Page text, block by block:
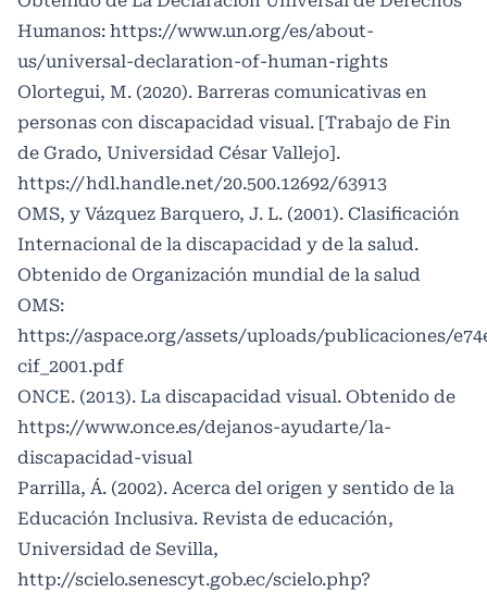
Humanos: https://www.un.org/es/about-
us/universal-declaration-of-human-rights
Olortegui, M. (2020). Barreras comunicativas en
personas con discapacidad visual. [Trabajo de Fin
de Grado, Universidad César Vallejo].
https://hdl.handle.net/20.500.12692/63913
OMS, y Vázquez Barquero, J. L. (2001). Clasificación
Internacional de la discapacidad y de la salud.
Obtenido de Organización mundial de la salud
OMS:
https://aspace.org/assets/uploads/publicaciones/
cif_2001.pdf
ONCE. (2013). La discapacidad visual. Obtenido de
https://www.once.es/dejanos-ayudarte/la-
discapacidad-visual
Parrilla, Á. (2002). Acerca del origen y sentido de la
Educación Inclusiva. Revista de educación,
Universidad de Sevilla,
http://scielo.senescyt.gob.ec/scielo.php?